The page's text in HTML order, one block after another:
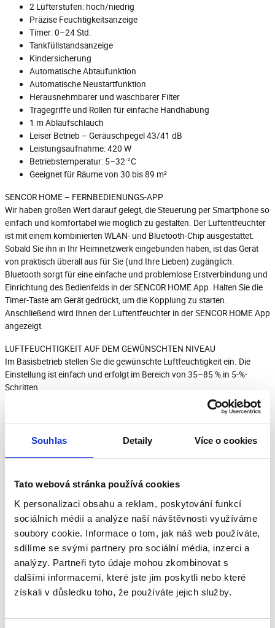
Souhlas Detaily Více o cookies
Tato webová stránka používá cookies
K personalizaci obsahu a reklam, poskytování funkcí
sociálních médií a analýze naší návštěvnosti využíváme
soubory cookie. Informace o tom, jak náš web používáte,
sdílíme se svými partnery pro sociální média, inzerci a
analýzy. Partneři tyto údaje mohou zkombinovat s
dalšími informacemi, které jste jim poskytli nebo které
získali v důsledku toho, že používáte jejich služby.
2 Lüfterstufen: hoch/niedrig
Präzise Feuchtigkeitsanzeige
Timer: 0–24 Std.
Tankfüllstandsanzeige
Kindersicherung
Automatische Abtaufunktion
Automatische Neustartfunktion
Herausnehmbarer und waschbarer Filter
Tragegriffe und Rollen für einfache Handhabung
1 m Ablaufschlauch
Leiser Betrieb – Geräuschpegel 43/41 dB
Leistungsaufnahme: 420 W
Betriebstemperatur: 5–32 °C
Geeignet für Räume von 30 bis 89 m²
SENCOR HOME – FERNBEDIENUNGS-APP
Wir haben großen Wert darauf gelegt, die Steuerung per Smartphone so
einfach und komfortabel wie möglich zu gestalten. Der Luftentfeuchter
ist mit einem kombinierten WLAN- und Bluetooth-Chip ausgestattet.
Sobald Sie ihn in Ihr Heimnetzwerk eingebunden haben, ist das Gerät
von praktisch überall aus für Sie (und Ihre Lieben) zugänglich.
Bluetooth sorgt für eine einfache und problemlose Erstverbindung und
Einrichtung des Bedienfelds in der SENCOR HOME App. Halten Sie die
Timer-Taste am Gerät gedrückt, um die Kopplung zu starten.
Anschließend wird Ihnen der Luftentfeuchter in der SENCOR HOME App
angezeigt.
LUFTFEUCHTIGKEIT AUF DEM GEWÜNSCHTEN NIVEAU
Im Basisbetrieb stellen Sie die gewünschte Luftfeuchtigkeit ein. Die
Einstellung ist einfach und erfolgt im Bereich von 35–85 % in 5-%-
Schritten.
Wenn Sie die Luftfeuchtigkeit maximal reduzieren möchten, stellen Sie
den Luftentfeuchter SDH 3028WH auf kontinuierliche Entfeuchtung
Wenn die Sonne nicht ausreicht, um Ihre Wäsche zu trocknen, schalten
trocknender Wäsche ein. Der Trocknungsmodus startet die
kontinuierliche Entfeuchtung mit hoher Leistung, wodurch Ihre Wäsche
deutlich schneller trocknet.
VENTILATOR
Manchmal ist die Luft genau richtig und eine frische Brise genügt, um
sich wohlzufühlen. Sie brauchen keinen separaten Ventilator, wählen
Sie einfach diesen Modus an Ihrem SENCOR Luftentfeuchter.
TIPP FÜR RICHTIGES TROCKNEN